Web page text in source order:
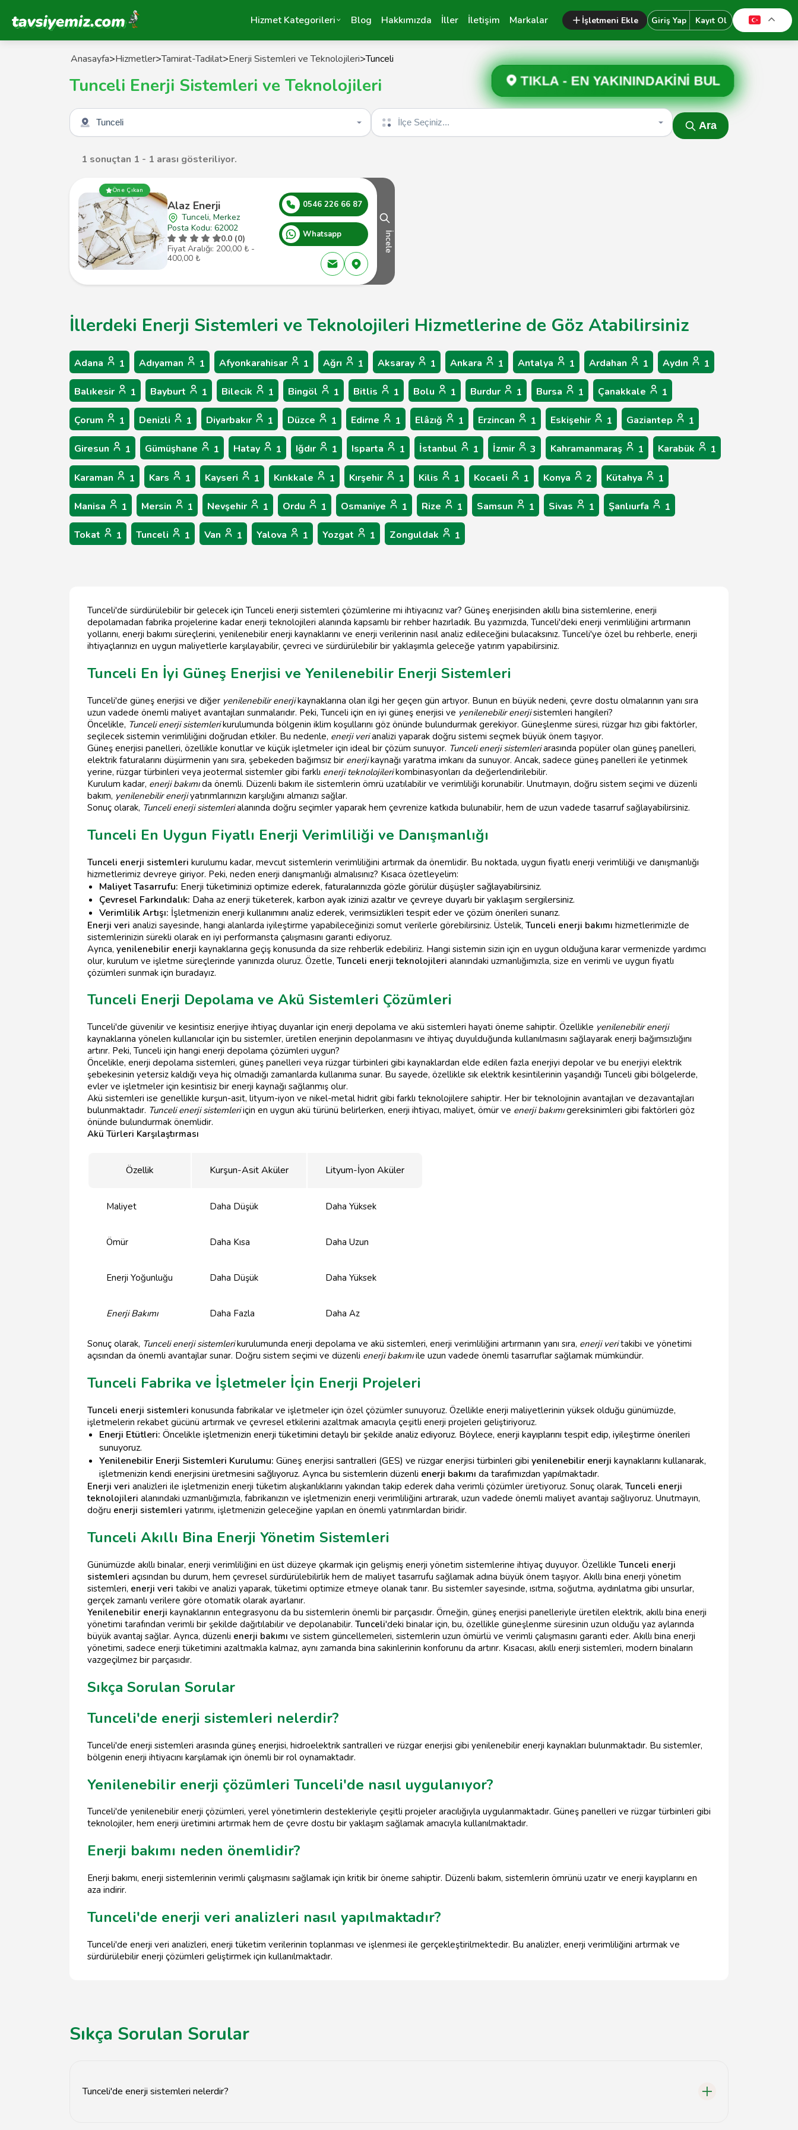
Tavsiyemiz Anasayfa Hizmet Kategorileri Blog Hakkımızda İller İletişim Markalar İşletmeni Ekle Giriş Yap Kayıt Ol
Anasayfa>Hizmetler>Tamirat-Tadilat>Enerji Sistemleri ve Teknolojileri>Tunceli
Tunceli Enerji Sistemleri ve Teknolojileri TIKLA -EN YAKININDAKİNİ BUL
Şehir seçin İlçe seçin
Ara
1 sonuçtan 1 - 1 arası gösteriliyor.
Öne Çıkan
Alaz Enerji
Tunceli, Merkez
Posta Kodu: 62002
0.0 (0)
Fiyat Aralığı: 200,00 ₺ -
400,00 ₺
0546 226 66 87
Whatsapp İncele
İllerdeki Enerji Sistemleri ve Teknolojileri Hizmetlerine de Göz Atabilirsiniz
Adana 1 Adıyaman 1 Afyonkarahisar 1 Ağrı 1 Aksaray 1 Ankara 1 Antalya 1 Ardahan 1 Aydın 1
Balıkesir 1 Bayburt 1 Bilecik 1 Bingöl 1 Bitlis 1 Bolu 1 Burdur 1 Bursa 1 Çanakkale 1
Çorum 1 Denizli 1 Diyarbakır 1 Düzce 1 Edirne 1 Elâzığ 1 Erzincan 1 Eskişehir 1 Gaziantep 1
Giresun 1 Gümüşhane 1 Hatay 1 Iğdır 1 Isparta 1 İstanbul 1 İzmir 3 Kahramanmaraş 1 Karabük 1
Karaman 1 Kars 1 Kayseri 1 Kırıkkale 1 Kırşehir 1 Kilis 1 Kocaeli 1 Konya 2 Kütahya 1
Manisa 1 Mersin 1 Nevşehir 1 Ordu 1 Osmaniye 1 Rize 1 Samsun 1 Sivas 1 Şanlıurfa 1
Tokat 1 Tunceli 1 Van 1 Yalova 1 Yozgat 1 Zonguldak 1
Tunceli'de sürdürülebilir bir gelecek için Tunceli enerji sistemleri çözümlerine mi ihtiyacınız var? Güneş enerjisinden akıllı bina sistemlerine, enerji
depolamadan fabrika projelerine kadar enerji teknolojileri alanında kapsamlı bir rehber hazırladık. Bu yazımızda, Tunceli'deki enerji verimliliğini artırmanın
yollarını, enerji bakımı süreçlerini, yenilenebilir enerji kaynaklarını ve enerji verilerinin nasıl analiz edileceğini bulacaksınız. Tunceli'ye özel bu rehberle, enerji
ihtiyaçlarınızı en uygun maliyetlerle karşılayabilir, çevreci ve sürdürülebilir bir yaklaşımla geleceğe yatırım yapabilirsiniz.
Tunceli En İyi Güneş Enerjisi ve Yenilenebilir Enerji Sistemleri
Tunceli'de güneş enerjisi ve diğer yenilenebilir enerjikaynaklarına olan ilgi her geçen gün artıyor. Bunun en büyük nedeni, çevre dostu olmalarının yanı sıra
uzun vadede önemli maliyet avantajları sunmalarıdır. Peki, Tunceli için en iyi güneş enerjisi ve yenilenebilir enerjisistemleri hangileri?
Öncelikle, Tunceli enerji sistemlerikurulumunda bölgenin iklim koşullarını göz önünde bulundurmak gerekiyor. Güneşlenme süresi, rüzgar hızı gibi faktörler,
seçilecek sistemin verimliliğini doğrudan etkiler. Bu nedenle, enerji verianalizi yaparak doğru sistemi seçmek büyük önem taşıyor.
Güneş enerjisi panelleri, özellikle konutlar ve küçük işletmeler için ideal bir çözüm sunuyor. Tunceli enerji sistemleriarasında popüler olan güneş panelleri,
elektrik faturalarını düşürmenin yanı sıra, şebekeden bağımsız bir enerjikaynağı yaratma imkanı da sunuyor. Ancak, sadece güneş panelleri ile yetinmek
yerine, rüzgar türbinleri veya jeotermal sistemler gibi farklı enerji teknolojilerikombinasyonları da değerlendirilebilir.
Kurulum kadar, enerji bakımıda önemli. Düzenli bakım ile sistemlerin ömrü uzatılabilir ve verimliliği korunabilir. Unutmayın, doğru sistem seçimi ve düzenli
bakım, yenilenebilir enerjiyatırımlarınızın karşılığını almanızı sağlar.
Sonuç olarak, Tunceli enerji sistemlerialanında doğru seçimler yaparak hem çevrenize katkıda bulunabilir, hem de uzun vadede tasarruf sağlayabilirsiniz.
Tunceli En Uygun Fiyatlı Enerji Verimliliği ve Danışmanlığı
Tunceli enerji sistemleri kurulumu kadar, mevcut sistemlerin verimliliğini artırmak da önemlidir. Bu noktada, uygun fiyatlı enerji verimliliği ve danışmanlığı
hizmetlerimiz devreye giriyor. Peki, neden enerji danışmanlığı almalısınız? Kısaca özetleyelim:
Maliyet Tasarrufu: Enerji tüketiminizi optimize ederek, faturalarınızda gözle görülür düşüşler sağlayabilirsiniz.
Çevresel Farkındalık: Daha az enerji tüketerek, karbon ayak izinizi azaltır ve çevreye duyarlı bir yaklaşım sergilersiniz.
Verimlilik Artışı: İşletmenizin enerji kullanımını analiz ederek, verimsizlikleri tespit eder ve çözüm önerileri sunarız.
Enerji veri analizi sayesinde, hangi alanlarda iyileştirme yapabileceğinizi somut verilerle görebilirsiniz. Üstelik, Tunceli enerji bakımı hizmetlerimizle de
sistemlerinizin sürekli olarak en iyi performansta çalışmasını garanti ediyoruz.
Ayrıca, yenilenebilir enerji kaynaklarına geçiş konusunda da size rehberlik edebiliriz. Hangi sistemin sizin için en uygun olduğuna karar vermenizde yardımcı
olur, kurulum ve işletme süreçlerinde yanınızda oluruz. Özetle, Tunceli enerji teknolojileri alanındaki uzmanlığımızla, size en verimli ve uygun fiyatlı
çözümleri sunmak için buradayız.
Tunceli Enerji Depolama ve Akü Sistemleri Çözümleri
Tunceli'de güvenilir ve kesintisiz enerjiye ihtiyaç duyanlar için enerji depolama ve akü sistemleri hayati öneme sahiptir. Özellikle yenilenebilir enerji
kaynaklarına yönelen kullanıcılar için bu sistemler, üretilen enerjinin depolanmasını ve ihtiyaç duyulduğunda kullanılmasını sağlayarak enerji bağımsızlığını
artırır. Peki, Tunceli için hangi enerji depolama çözümleri uygun?
Öncelikle, enerji depolama sistemleri, güneş panelleri veya rüzgar türbinleri gibi kaynaklardan elde edilen fazla enerjiyi depolar ve bu enerjiyi elektrik
şebekesinin yetersiz kaldığı veya hiç olmadığı zamanlarda kullanıma sunar. Bu sayede, özellikle sık elektrik kesintilerinin yaşandığı Tunceli gibi bölgelerde,
evler ve işletmeler için kesintisiz bir enerji kaynağı sağlanmış olur.
Akü sistemleri ise genellikle kurşun-asit, lityum-iyon ve nikel-metal hidrit gibi farklı teknolojilere sahiptir. Her bir teknolojinin avantajları ve dezavantajları
bulunmaktadır. Tunceli enerji sistemleriiçin en uygun akü türünü belirlerken, enerji ihtiyacı, maliyet, ömür ve enerji bakımıgereksinimleri gibi faktörleri göz
önünde bulundurmak önemlidir.
Akü Türleri Karşılaştırması
Özellik Kurşun-Asit Aküler Lityum-İyon Aküler
Maliyet Daha Düşük Daha Yüksek
Ömür Daha Kısa Daha Uzun
Enerji Yoğunluğu Daha Düşük Daha Yüksek
Enerji Bakımı Daha Fazla Daha Az
Sonuç olarak, Tunceli enerji sistemlerikurulumunda enerji depolama ve akü sistemleri, enerji verimliliğini artırmanın yanı sıra, enerji veritakibi ve yönetimi
açısından da önemli avantajlar sunar. Doğru sistem seçimi ve düzenli enerji bakımıile uzun vadede önemli tasarruflar sağlamak mümkündür.
Tunceli Fabrika ve İşletmeler İçin Enerji Projeleri
Tunceli enerji sistemleri konusunda fabrikalar ve işletmeler için özel çözümler sunuyoruz. Özellikle enerji maliyetlerinin yüksek olduğu günümüzde,
işletmelerin rekabet gücünü artırmak ve çevresel etkilerini azaltmak amacıyla çeşitli enerji projeleri geliştiriyoruz.
Enerji Etütleri: Öncelikle işletmenizin enerji tüketimini detaylı bir şekilde analiz ediyoruz. Böylece, enerji kayıplarını tespit edip, iyileştirme önerileri
sunuyoruz.
Yenilenebilir Enerji Sistemleri Kurulumu: Güneş enerjisi santralleri (GES) ve rüzgar enerjisi türbinleri gibi yenilenebilir enerji kaynaklarını kullanarak,
işletmenizin kendi enerjisini üretmesini sağlıyoruz. Ayrıca bu sistemlerin düzenli enerji bakımı da tarafımızdan yapılmaktadır.
Enerji veri analizleri ile işletmenizin enerji tüketim alışkanlıklarını yakından takip ederek daha verimli çözümler üretiyoruz. Sonuç olarak, Tunceli enerji
teknolojileri alanındaki uzmanlığımızla, fabrikanızın ve işletmenizin enerji verimliliğini artırarak, uzun vadede önemli maliyet avantajı sağlıyoruz. Unutmayın,
doğru enerji sistemleri yatırımı, işletmenizin geleceğine yapılan en önemli yatırımlardan biridir.
Tunceli Akıllı Bina Enerji Yönetim Sistemleri
Günümüzde akıllı binalar, enerji verimliliğini en üst düzeye çıkarmak için gelişmiş enerji yönetim sistemlerine ihtiyaç duyuyor. Özellikle Tunceli enerji
sistemleri açısından bu durum, hem çevresel sürdürülebilirlik hem de maliyet tasarrufu sağlamak adına büyük önem taşıyor. Akıllı bina enerji yönetim
sistemleri, enerji veri takibi ve analizi yaparak, tüketimi optimize etmeye olanak tanır. Bu sistemler sayesinde, ısıtma, soğutma, aydınlatma gibi unsurlar,
gerçek zamanlı verilere göre otomatik olarak ayarlanır.
Yenilenebilir enerji kaynaklarının entegrasyonu da bu sistemlerin önemli bir parçasıdır. Örneğin, güneş enerjisi panelleriyle üretilen elektrik, akıllı bina enerji
yönetimi tarafından verimli bir şekilde dağıtılabilir ve depolanabilir. Tunceli'deki binalar için, bu, özellikle güneşlenme süresinin uzun olduğu yaz aylarında
büyük avantaj sağlar. Ayrıca, düzenli enerji bakımı ve sistem güncellemeleri, sistemlerin uzun ömürlü ve verimli çalışmasını garanti eder. Akıllı bina enerji
yönetimi, sadece enerji tüketimini azaltmakla kalmaz, aynı zamanda bina sakinlerinin konforunu da artırır. Kısacası, akıllı enerji sistemleri, modern binaların
vazgeçilmez bir parçasıdır.
Sıkça Sorulan Sorular
Tunceli'de enerji sistemleri nelerdir?
Tunceli'de enerji sistemleri arasında güneş enerjisi, hidroelektrik santralleri ve rüzgar enerjisi gibi yenilenebilir enerji kaynakları bulunmaktadır. Bu sistemler,
bölgenin enerji ihtiyacını karşılamak için önemli bir rol oynamaktadır.
Yenilenebilir enerji çözümleri Tunceli'de nasıl uygulanıyor?
Tunceli'de yenilenebilir enerji çözümleri, yerel yönetimlerin destekleriyle çeşitli projeler aracılığıyla uygulanmaktadır. Güneş panelleri ve rüzgar türbinleri gibi
teknolojiler, hem enerji üretimini artırmak hem de çevre dostu bir yaklaşım sağlamak amacıyla kullanılmaktadır.
Enerji bakımı neden önemlidir?
Enerji bakımı, enerji sistemlerinin verimli çalışmasını sağlamak için kritik bir öneme sahiptir. Düzenli bakım, sistemlerin ömrünü uzatır ve enerji kayıplarını en
aza indirir.
Tunceli'de enerji veri analizleri nasıl yapılmaktadır?
Tunceli'de enerji veri analizleri, enerji tüketim verilerinin toplanması ve işlenmesi ile gerçekleştirilmektedir. Bu analizler, enerji verimliliğini artırmak ve
sürdürülebilir enerji çözümleri geliştirmek için kullanılmaktadır.
Sıkça Sorulan Sorular
Tunceli'de enerji sistemleri nelerdir?